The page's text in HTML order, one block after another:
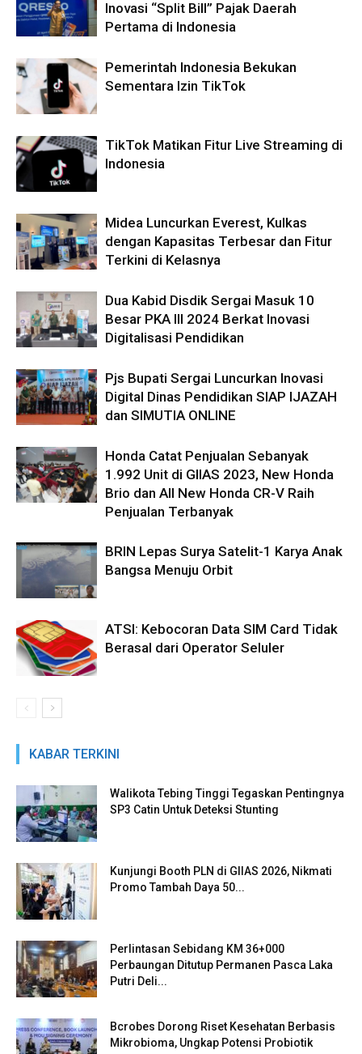
Inovasi “Split Bill” Pajak Daerah
Pertama di Indonesia
Pemerintah Indonesia Bekukan
Sementara Izin TikTok
TikTok Matikan Fitur Live Streaming di
Indonesia
Midea Luncurkan Everest, Kulkas
dengan Kapasitas Terbesar dan Fitur
Terkini di Kelasnya
Dua Kabid Disdik Sergai Masuk 10
Besar PKA III 2024 Berkat Inovasi
Digitalisasi Pendidikan
Pjs Bupati Sergai Luncurkan Inovasi
Digital Dinas Pendidikan SIAP IJAZAH
dan SIMUTIA ONLINE
Honda Catat Penjualan Sebanyak
1.992 Unit di GIIAS 2023, New Honda
Brio dan All New Honda CR-V Raih
Penjualan Terbanyak
BRIN Lepas Surya Satelit-1 Karya Anak
Bangsa Menuju Orbit
ATSI: Kebocoran Data SIM Card Tidak
Berasal dari Operator Seluler
KABAR TERKINI
Walikota Tebing Tinggi Tegaskan Pentingnya
SP3 Catin Untuk Deteksi Stunting
Kunjungi Booth PLN di GIIAS 2026, Nikmati
Promo Tambah Daya 50...
Perlintasan Sebidang KM 36+000
Perbaungan Ditutup Permanen Pasca Laka
Putri Deli...
Bcrobes Dorong Riset Kesehatan Berbasis
Mikrobioma, Ungkap Potensi Probiotik